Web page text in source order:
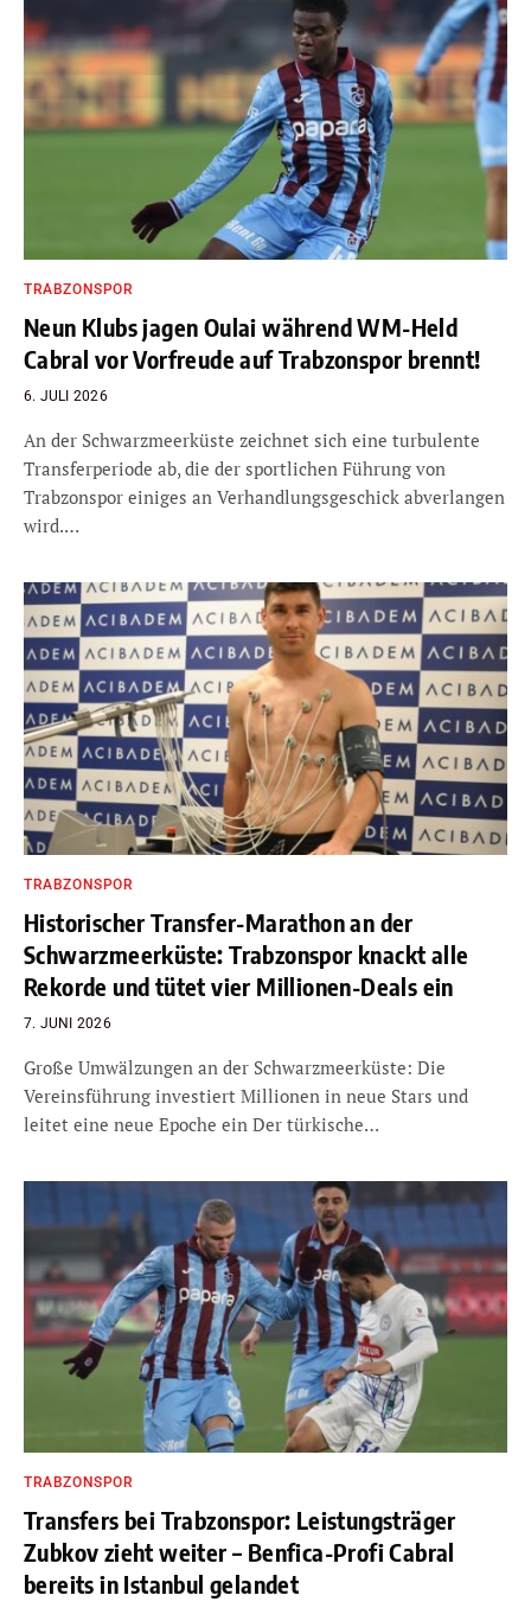
TRABZONSPOR
Neun Klubs jagen Oulai während WM-Held
Cabral vor Vorfreude auf Trabzonspor brennt!
6. JULI 2026
An der Schwarzmeerküste zeichnet sich eine turbulente
Transferperiode ab, die der sportlichen Führung von
Trabzonspor einiges an Verhandlungsgeschick abverlangen
wird.…
TRABZONSPOR
Historischer Transfer-Marathon an der
Schwarzmeerküste: Trabzonspor knackt alle
Rekorde und tütet vier Millionen-Deals ein
7. JUNI 2026
Große Umwälzungen an der Schwarzmeerküste: Die
Vereinsführung investiert Millionen in neue Stars und
leitet eine neue Epoche ein Der türkische…
TRABZONSPOR
Transfers bei Trabzonspor: Leistungsträger
Zubkov zieht weiter – Benfica-Profi Cabral
bereits in Istanbul gelandet